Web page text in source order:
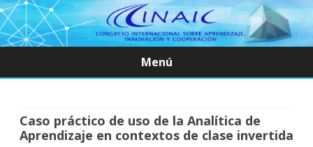
Menú
Saltar
Caso práctico de uso de la Analítica de
Aprendizaje en contextos de clase invertida